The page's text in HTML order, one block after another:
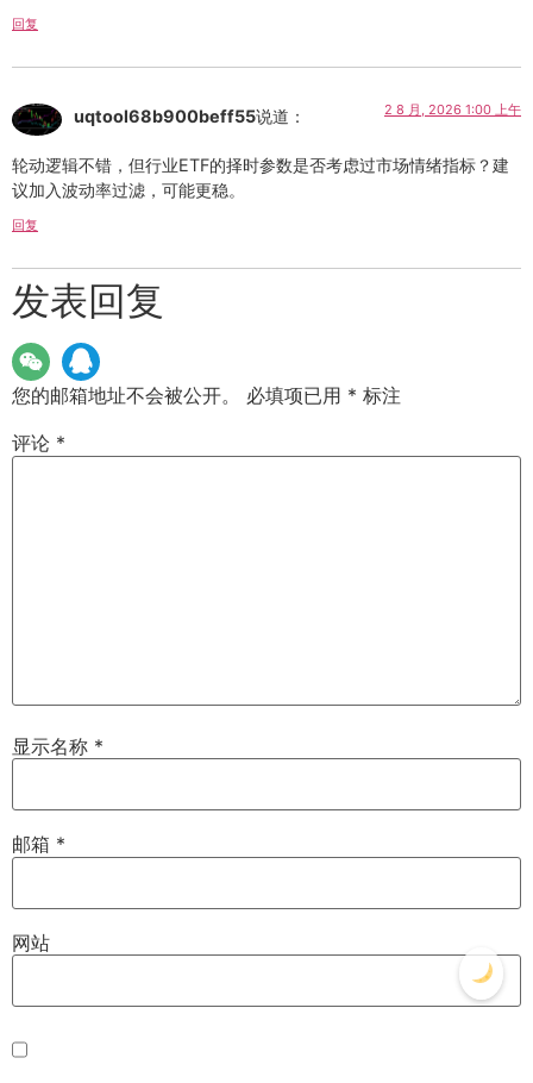
回复
uqtool68b900beff55说道： 2 8 月, 2026 1:00 上午
轮动逻辑不错，但行业ETF的择时参数是否考虑过市场情绪指标？建
议加入波动率过滤，可能更稳。
回复
发表回复
您的邮箱地址不会被公开。 必填项已用 * 标注
评论 *
显示名称 *
邮箱 *
网站